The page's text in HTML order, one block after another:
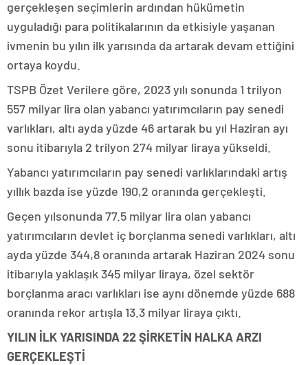
gerçekleşen seçimlerin ardından hükümetin
uyguladığı para politikalarının da etkisiyle yaşanan
ivmenin bu yılın ilk yarısında da artarak devam ettiğini
ortaya koydu.
TSPB Özet Verilere göre, 2023 yılı sonunda 1 trilyon
557 milyar lira olan yabancı yatırımcıların pay senedi
varlıkları, altı ayda yüzde 46 artarak bu yıl Haziran ayı
sonu itibarıyla 2 trilyon 274 milyar liraya yükseldi.
Yabancı yatırımcıların pay senedi varlıklarındaki artış
yıllık bazda ise yüzde 190,2 oranında gerçekleşti.
Geçen yılsonunda 77.5 milyar lira olan yabancı
yatırımcıların devlet iç borçlanma senedi varlıkları, altı
ayda yüzde 344,8 oranında artarak Haziran 2024 sonu
itibarıyla yaklaşık 345 milyar liraya, özel sektör
borçlanma aracı varlıkları ise aynı dönemde yüzde 688
oranında rekor artışla 13.3 milyar liraya çıktı.
YILIN İLK YARISINDA 22 ŞİRKETİN HALKA ARZI
GERÇEKLEŞTİ